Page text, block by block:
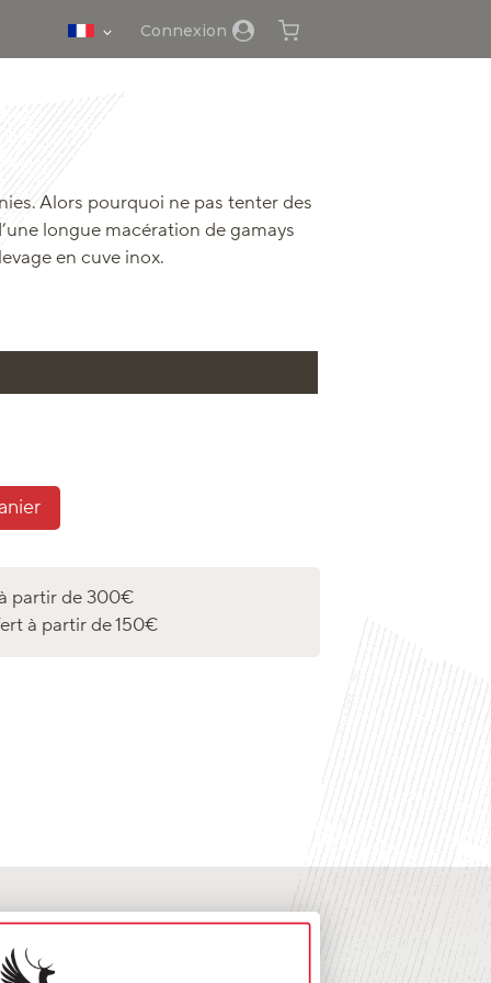
Connexion
Alors pourquoi ne pas tenter des
longue macération de gamays
en cuve inox.
partir de 300€
à partir de 150€